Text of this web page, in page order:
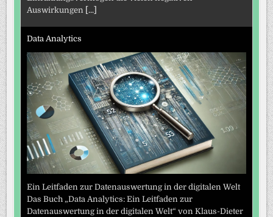
Auswirkungen [...]
Data Analytics
Ein Leitfaden zur Datenauswertung in der digitalen Welt
Das Buch „Data Analytics: Ein Leitfaden zur
Datenauswertung in der digitalen Welt“ von Klaus-Dieter